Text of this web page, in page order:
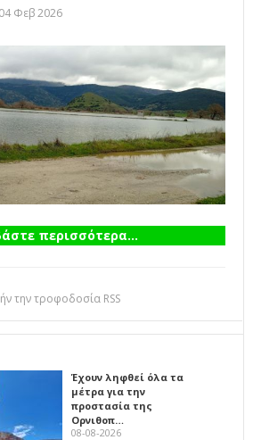
04 Φεβ 2026
περισσότερα...
την τροφοδοσία RSS
Έχουν ληφθεί όλα τα
μέτρα για την
προστασία της
Ορνιθοπ…
08-08-2026